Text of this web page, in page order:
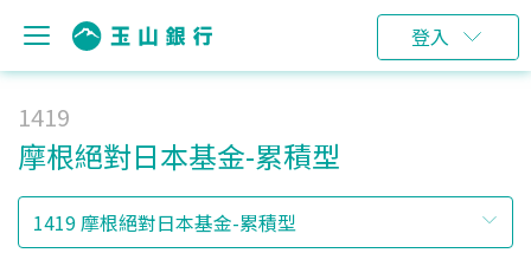
登入
1419
摩根絕對日本基金-累積型